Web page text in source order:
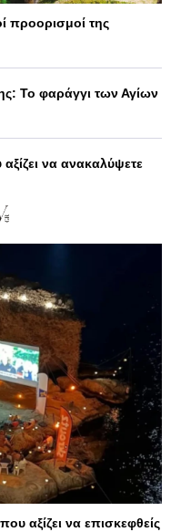
προορισμοί της
Το φαράγγι των Αγίων
να ανακαλύψετε
αξίζει να επισκεφθείς